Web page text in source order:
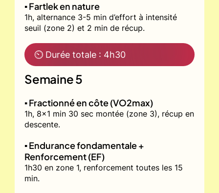
▪️ Fartlek en nature
1h, alternance 3-5 min d’effort à intensité
seuil (zone 2) et 2 min de récup.
⏲ Durée totale : 4h30
Semaine 5
▪️ Fractionné en côte (VO2max)
1h, 8x1 min 30 sec montée (zone 3), récup en
descente.
▪️ Endurance fondamentale +
Renforcement (EF)
1h30 en zone 1, renforcement toutes les 15
min.